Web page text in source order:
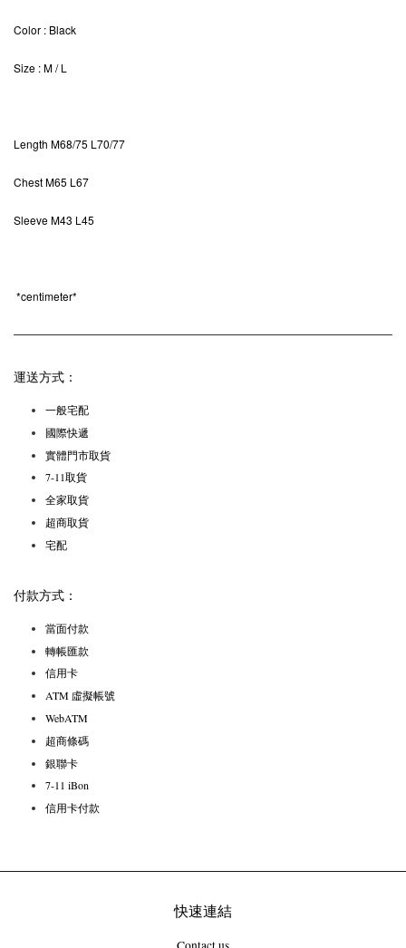
Color : Black
Size : M / L
Length M68/75 L70/77
Chest M65 L67
SleeveM43 L45
*centimeter*
運送方式：
一般宅配
國際快遞
實體門市取貨
7-11取貨
全家取貨
超商取貨
宅配
付款方式：
當面付款
轉帳匯款
信用卡
ATM 虛擬帳號
WebATM
超商條碼
銀聯卡
7-11 iBon
信用卡付款
快速連結